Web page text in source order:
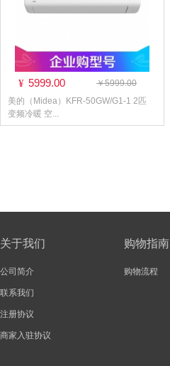
¥ 5999.00
￥5999.00
美的（Midea）KFR-50GW/G1-1 2匹
变频冷暖 空...
关于我们
公司简介
联系我们
注册协议
商家入驻协议
购物指南
购物流程